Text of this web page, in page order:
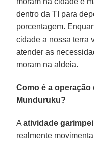
dentro da TI para
porcentagem.
cidade a nossa terra
atender as
moram na aldeia.
Como é a operação
Munduruku?
Aatividade
realmente